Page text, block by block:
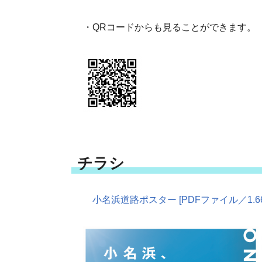
・QRコードからも見ることができます。
チラシ
小名浜道路ポスター [PDFファイル／